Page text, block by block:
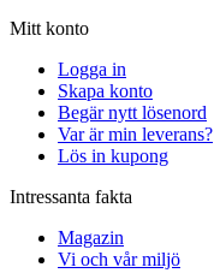
Mitt konto
Logga in
Skapa konto
Begär nytt lösenord
Var är min leverans?
Lös in kupong
Intressanta fakta
Magazin
Vi och vår miljö